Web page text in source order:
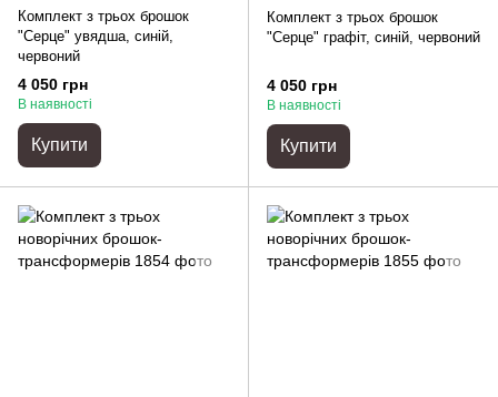
Комплект з трьох брошок
"Серце" увядша, синій,
червоний
4 050 грн
В наявності
Купити
Комплект з трьох брошок
"Серце" графіт, синій, червоний
4 050 грн
В наявності
Купити